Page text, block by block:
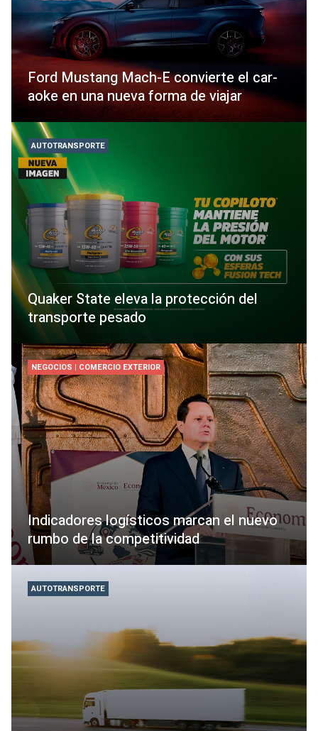
Ford Mustang Mach-E convierte el car-
aoke en una nueva forma de viajar
AUTOTRANSPORTE
Quaker State eleva la protección del
transporte pesado
NEGOCIOS | COMERCIO EXTERIOR
Indicadores logísticos marcan el nuevo
rumbo de la competitividad
AUTOTRANSPORTE